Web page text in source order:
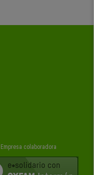
Empresa colaboradora